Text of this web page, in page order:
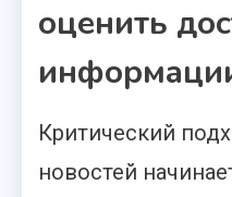
оценить
Критический
новостей